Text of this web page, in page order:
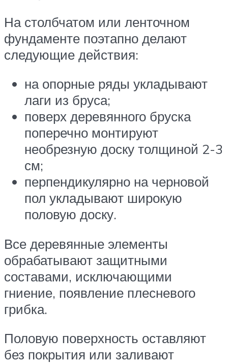
На столбчатом или ленточном
фундаменте поэтапно делают
следующие действия:
на опорные ряды укладывают
лаги из бруса;
поверх деревянного бруска
поперечно монтируют
необрезную доску толщиной 2-3
см;
перпендикулярно на черновой
пол укладывают широкую
половую доску.
Все деревянные элементы
обрабатывают защитными
составами, исключающими
гниение, появление плесневого
грибка.
Половую поверхность оставляют
без покрытия или заливают